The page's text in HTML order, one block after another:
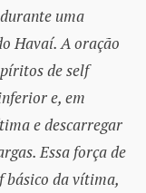
uma
Havaí. A oração
de self
e, em
e descarregar
Essa força de
básico da vítima,